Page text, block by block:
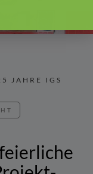
JAHRE IGS